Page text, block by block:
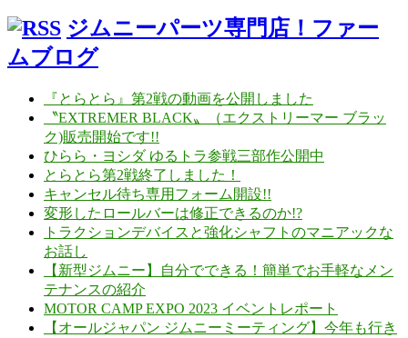
ジムニーパーツ専門店！ファー
ムブログ
『とらとら』第2戦の動画を公開しました
〝EXTREMER BLACK〟（エクストリーマー ブラッ
ク)販売開始です!!
ひらら・ヨシダ ゆるトラ参戦三部作公開中
とらとら第2戦終了しました！
キャンセル待ち専用フォーム開設!!
変形したロールバーは修正できるのか!?
トラクションデバイスと強化シャフトのマニアックな
お話し
【新型ジムニー】自分でできる！簡単でお手軽なメン
テナンスの紹介
MOTOR CAMP EXPO 2023 イベントレポート
【オールジャパン ジムニーミーティング】今年も行き